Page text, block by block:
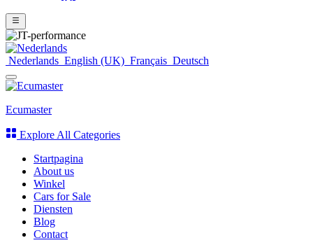
Nederlands English (UK) Français Deutsch
Ecumaster
Explore All Categories
Startpagina
About us
Winkel
Cars for Sale
Diensten
Blog
Contact